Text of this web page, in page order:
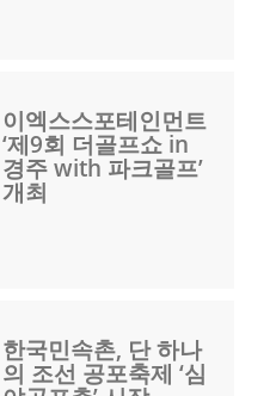
이엑스스포테인먼트
‘제9회 더골프쇼 in
경주 with 파크골프’
개최
한국민속촌, 단 하나
의 조선 공포축제 ‘심